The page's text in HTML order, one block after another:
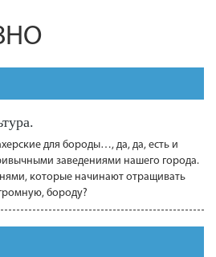
для бороды…, да, да, есть и
заведениями нашего города.
которые начинают отращивать
бороду?